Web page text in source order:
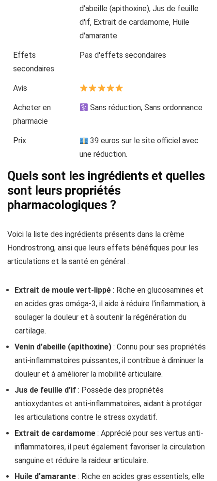
d'abeille (apithoxine), Jus de feuille
d'if, Extrait de cardamome, Huile
d'amarante
Effets
secondaires
Pas d'effets secondaires
Avis
Acheter en
pharmacie
Sans réduction, Sans ordonnance
Prix
39 euros sur le site officiel avec
une réduction.
Quels sont les ingrédients et quelles
sont leurs propriétés
pharmacologiques ?
Voici la liste des ingrédients présents dans la crème
Hondrostrong, ainsi que leurs effets bénéfiques pour les
articulations et la santé en général :
Extrait de moule vert-lippé : Riche en glucosamines et
en acides gras oméga-3, il aide à réduire l'inflammation, à
soulager la douleur et à soutenir la régénération du
cartilage.
Venin d'abeille (apithoxine) : Connu pour ses propriétés
anti-inflammatoires puissantes, il contribue à diminuer la
douleur et à améliorer la mobilité articulaire.
Jus de feuille d'if : Possède des propriétés
antioxydantes et anti-inflammatoires, aidant à protéger
les articulations contre le stress oxydatif.
Extrait de cardamome : Apprécié pour ses vertus anti-
inflammatoires, il peut également favoriser la circulation
sanguine et réduire la raideur articulaire.
Huile d'amarante : Riche en acides gras essentiels, elle